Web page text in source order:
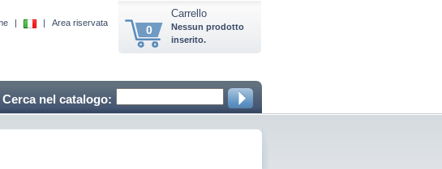
| | Area riservata
0
Carrello
Nessun prodotto
inserito.
Cerca nel catalogo: